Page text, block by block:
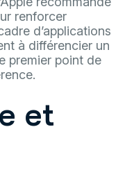
renforcer
d’applications
à différencier un
premier point de
et